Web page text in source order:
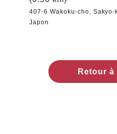
407-6 Wakoku-cho,
Japon
Retour à